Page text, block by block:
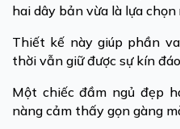
hai dây bản vừa là lựa
Thiết kế này giúp phần
thời vẫn giữ được sự kín
Một chiếc đầm ngủ đẹp
nàng cảm thấy gọn gàng